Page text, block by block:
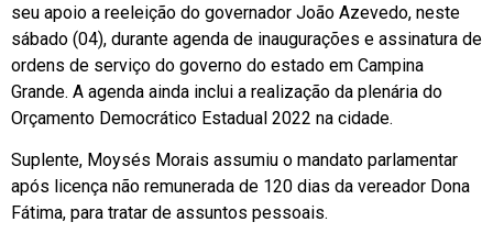
seu apoio a reeleição do governador João Azevedo, neste
sábado (04), durante agenda de inaugurações e assinatura de
ordens de serviço do governo do estado em Campina
Grande. A agenda ainda inclui a realização da plenária do
Orçamento Democrático Estadual 2022 na cidade.
Suplente, Moysés Morais assumiu o mandato parlamentar
após licença não remunerada de 120 dias da vereador Dona
Fátima, para tratar de assuntos pessoais.